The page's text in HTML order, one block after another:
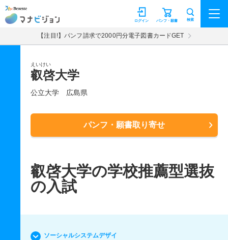
マナビジョン パンフ・願書
ログイン 検索
【注目!】パンフ請求で2000円分電子図書カードGET
えいけい
叡啓大学
公立大学 広島県
パンフ・願書取り寄せ
叡啓大学の学校推薦型選抜
の入試
ソーシャルシステムデザイ